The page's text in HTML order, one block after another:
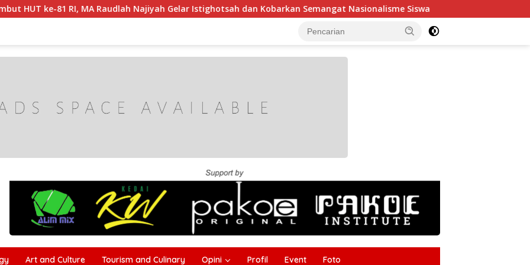
RI, MA Raudlah Najiyah Gelar Istighotsah dan Kobarkan Semangat Nasionalisme Siswa Tak Boleh Ada yang
Art and Culture Tourism and Culinary Opini Profil Event Foto